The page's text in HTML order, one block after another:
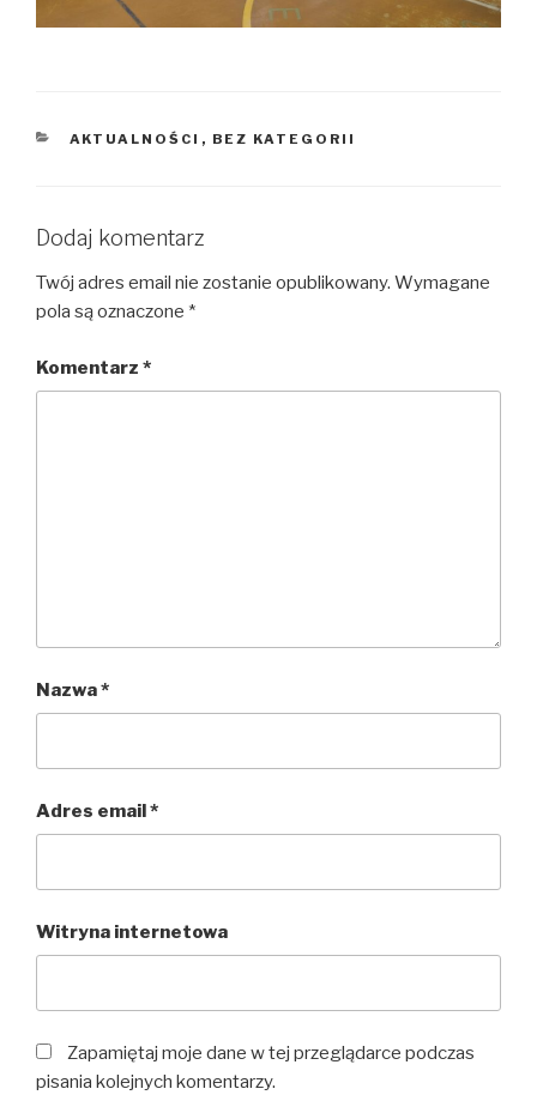
KATEGORIE
AKTUALNOŚCI , BEZ KATEGORII
Dodaj komentarz
Twój adres email nie zostanie opublikowany. Wymagane
pola są oznaczone *
Komentarz *
Nazwa*
Adres email*
Witryna internetowa
Zapamiętaj moje dane w tej przeglądarce podczas
pisania kolejnych komentarzy.